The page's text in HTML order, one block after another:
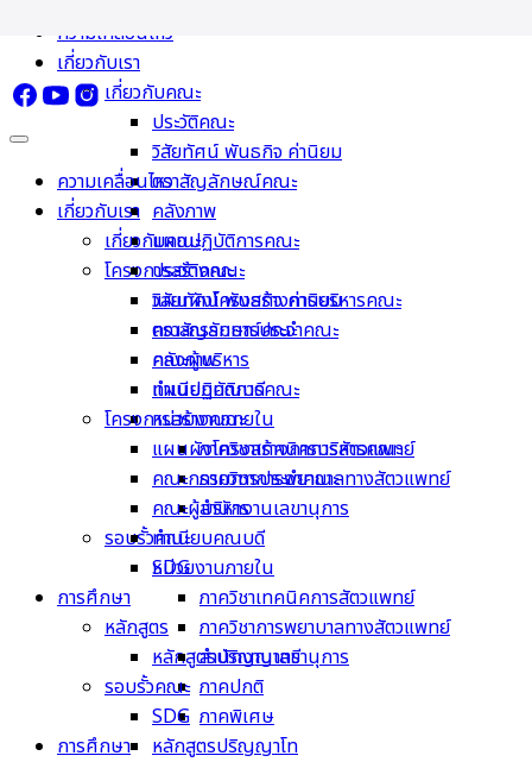
Skip
content
ความเคลื่อนไหว
เกี่ยวกับเรา
เกี่ยวกับคณะ
ประวัติคณะ
วิสัยทัศน์ พันธกิจ ค่านิยม
ตราสัญลักษณ์คณะ
คลังภาพ
แผนปฏิบัติการคณะ
โครงการสร้างคณะ
แผนผังโครงสร้างการบริหารคณะ
คณะกรรมการประจำคณะ
คณะผู้บริหาร
ทำเนียบคณบดี
หน่วยงานภายใน
ภาควิชาเทคนิคการสัตวแพทย์
ภาควิชาการพยาบาลทางสัตวแพทย์
สำนักงานเลขานุการ
รอบรั้วคณะ
SDG
การศึกษา
ความเคลื่อนไหว
เกี่ยวกับเรา
เกี่ยวกับคณะ
ประวัติคณะ
วิสัยทัศน์ พันธกิจ ค่านิยม
ตราสัญลักษณ์คณะ
คลังภาพ
แผนปฏิบัติการคณะ
โครงการสร้างคณะ
แผนผังโครงสร้างการบริหารคณะ
คณะกรรมการประจำคณะ
คณะผู้บริหาร
ทำเนียบคณบดี
หน่วยงานภายใน
ภาควิชาเทคนิคการสัตวแพทย์
ภาควิชาการพยาบาลทางสัตวแพทย์
สำนักงานเลขานุการ
รอบรั้วคณะ
SDG
การศึกษา
หลักสูตร
หลักสูตรปริญญาตรี
ภาคปกติ
ภาคพิเศษ
หลักสูตรปริญญาโท